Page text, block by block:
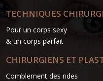
TECHNIQUES
Pour un corps sexy
& un corps parfait
CHIRURGIENS ET
Comblement des rides